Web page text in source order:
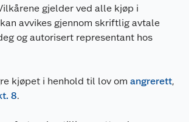
gjelder ved alle kjøp i
avvikes gjennom skriftlig avtale
og autorisert representant hos
kjøpet i henhold til lov om angrerett,
8.